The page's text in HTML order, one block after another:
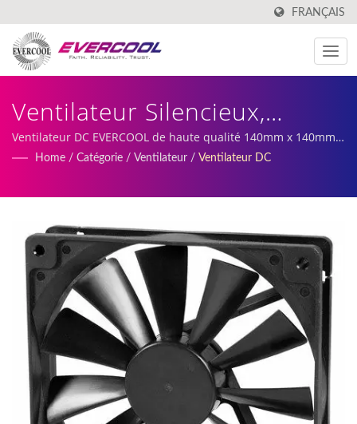
FRANÇAIS
Ventilateur Silencieux,
Ventilateur De
Ventilateur Axial, Ventilateur
De Refroidissement IGBT |
Fabricant De Refroidisseurs
En Aluminium | EVERCOOL
Ventilateur DC EVERCOOL de haute qualité 140mm x 140mm x
25mm | Nos services incluent la production et la fabrication
thermiques.
Home / Catégorie / Ventilateur / Ventilateur DC